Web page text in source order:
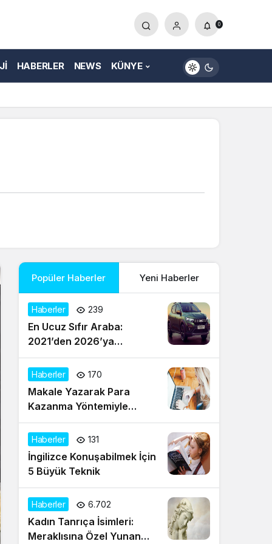
0
HABERLER NEWS KÜNYE
Popüler Haberler Yeni Haberler
Haberler 239
En Ucuz Sıfır Araba:
2021’den 2026’ya
Türkiye’de Uygun Fiyatlı
Modeller ve Güncel Durum
Haberler 170
Makale Yazarak Para
Kazanma Yöntemiyle
Evden Gelir Sağlayın
Haberler 131
İngilizce Konuşabilmek İçin
5 Büyük Teknik
Haberler 6.702
Kadın Tanrıça İsimleri:
Meraklısına Özel Yunan